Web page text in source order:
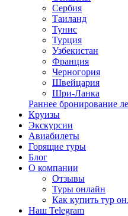
Сербия
Таиланд
Тунис
Турция
Узбекистан
Франция
Черногория
Швейцария
Шри-Ланка
Раннее бронирование
Круизы
Экскурсии
Авиабилеты
Горящие туры
Блог
О компании
Отзывы
Туры онлайн
Как купить тур
Наш Telegram